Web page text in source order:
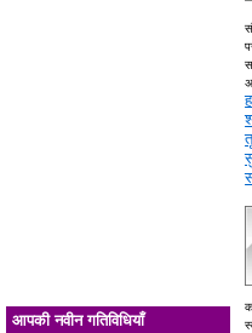
आपकी नवीन गतिविधियाँ